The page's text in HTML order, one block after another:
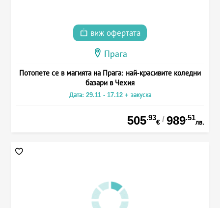
виж офертата
Прага
Потопете се в магията на Прага: най-красивите коледни
базари в Чехия
Дата: 29.11 - 17.12 + закуска
505.93
€ / 989.51
лв.